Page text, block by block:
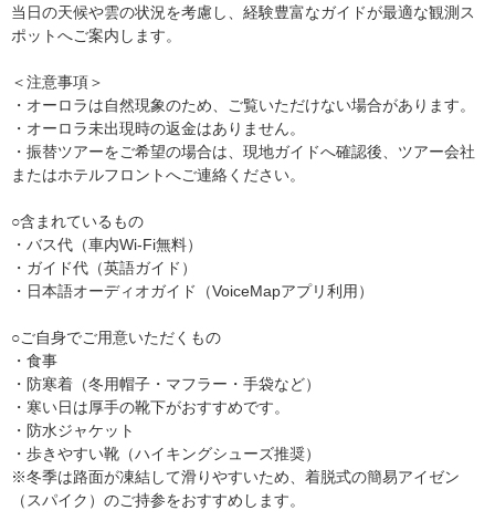
当日の天候や雲の状況を考慮し、経験豊富なガイドが最適な観測ス
ポットへご案内します。
＜注意事項＞
・オーロラは自然現象のため、ご覧いただけない場合があります。
・オーロラ未出現時の返金はありません。
・振替ツアーをご希望の場合は、現地ガイドへ確認後、ツアー会社
またはホテルフロントへご連絡ください。
○含まれているもの
・バス代（車内Wi-Fi無料）
・ガイド代（英語ガイド）
・日本語オーディオガイド（VoiceMapアプリ利用）
○ご自身でご用意いただくもの
・食事
・防寒着（冬用帽子・マフラー・手袋など）
・寒い日は厚手の靴下がおすすめです。
・防水ジャケット
・歩きやすい靴（ハイキングシューズ推奨）
※冬季は路面が凍結して滑りやすいため、着脱式の簡易アイゼン
（スパイク）のご持参をおすすめします。